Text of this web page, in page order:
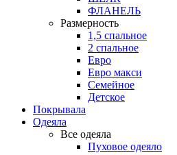
ФЛАНЕЛЬ
Размерность
1,5 спальное
2 спальное
Евро
Евро макси
Семейное
Детское
Покрывала
Одеяла
Все одеяла
Пуховое одеяло